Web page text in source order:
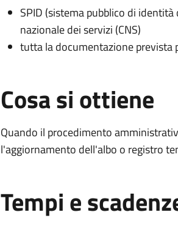
SPID (sistema pubblico di
nazionale dei servizi (CNS)
tutta la documentazione prevista
Cosa si ottiene
Quando il procedimento
l'aggiornamento dell'albo o registro
Tempi e